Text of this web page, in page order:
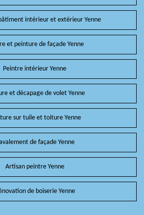
intérieur et extérieur Yenne
et peinture de façade Yenne
Peintre intérieur Yenne
et décapage de volet Yenne
sur tuile et toiture Yenne
de façade Yenne
Artisan peintre Yenne
de boiserie Yenne